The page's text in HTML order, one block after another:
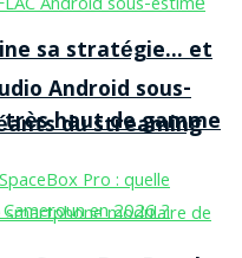
sa stratégie… et
très haut de gamme
Android sous-
du streaming